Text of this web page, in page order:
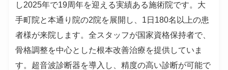
し2025年で19周年を迎える実績ある施術院です。大
手町院と本通り院の2院を展開し、1日180名以上の患
者様が来院します。全スタッフが国家資格保持者で、
骨格調整を中心とした根本改善治療を提供していま
す。超音波診断器を導入し、精度の高い診断が可能で